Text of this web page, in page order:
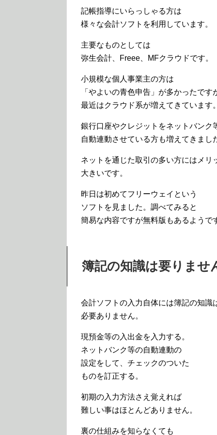
記帳指導にいらっしゃる方は
様々な会計ソフトを利用しています。
主要なものとしては
弥生会計、Freee、MFクラウドです。
小規模な個人事業主の方は
「やよいの青色申告」が多かったです
最近はクラウド系が増えてきています。
銀行口座やクレジットをネットバンク
自動連動させている方も増えてきまし
ネットを通じた取引の多い方にはメリ
大きいです。
昨日は初めてフリーウェイという
ソフトを見ました。調べてみると
簡易な内容ですが無料版もあるようで
簿記の知識は要りませ
会計ソフトの入力自体には簿記の知識
必要ありません。
現預金等の入出金を入力する。
ネットバンク等の自動連動の
設定をして、チェックのついた
ものを訂正する。
初期の入力方法さえ覚えれば
難しい事はほとんどありません。
裏の仕組みを知らなくても